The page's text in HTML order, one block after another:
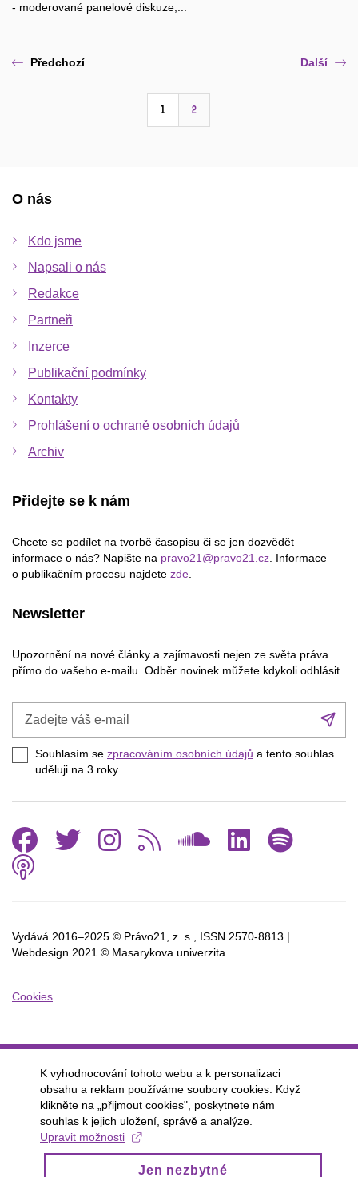
- moderované panelové diskuze,...
Předchozí
1 2
Další
O nás
Kdo jsme
Napsali o nás
Redakce
Partneři
Inzerce
Publikační podmínky
Kontakty
Prohlášení o ochraně osobních údajů
Archiv
Přidejte se k nám
Chcete se podílet na tvorbě časopisu či se jen dozvědět
informace o nás? Napište na pravo21@pravo21.cz . Informace
o publikačním procesu najdete zde
Newsletter
Upozornění na nové články a zajímavosti nejen ze světa práva
přímo do vašeho e-mailu. Odběr novinek můžete kdykoli odhlásit.
e-
mail
Souhlasím se zpracováním osobních údajů a tento souhlas
uděluji na 3 roky
Vydává 2016–2025 © Právo21, z. s., ISSN 2570-8813 |
Webdesign 2021 © Masarykova univerzita
Cookies
Facebook
Twitter
Instagram
RSS
Podcast
K vyhodnocování tohoto webu a k personalizaci
obsahu a reklam používáme soubory cookies. Když
klikněte na „přijmout cookies", poskytnete nám
souhlas k jejich uložení, správě a analýze.
Upravit možnosti
Jen nezbytné